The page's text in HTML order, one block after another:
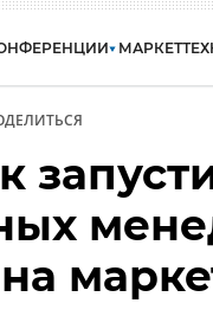
МАРКЕТ